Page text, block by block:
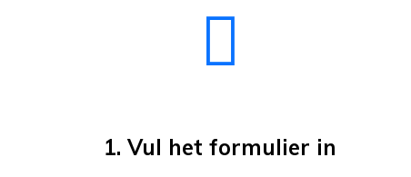
1. Vul het formulier in